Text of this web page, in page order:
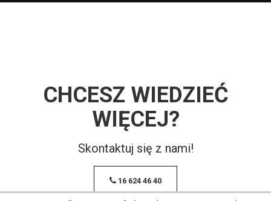
CHCESZ WIEDZIEĆ
WIĘCEJ?
Skontaktuj się z nami!
16 624 46 40